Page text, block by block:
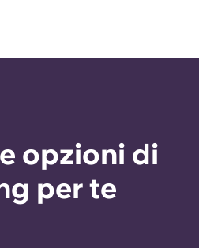
opzioni di
per te